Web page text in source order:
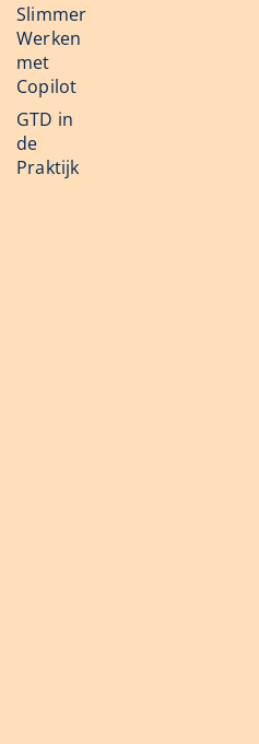
Slimmer
Werken
met
Copilot
GTD in
de
Praktijk